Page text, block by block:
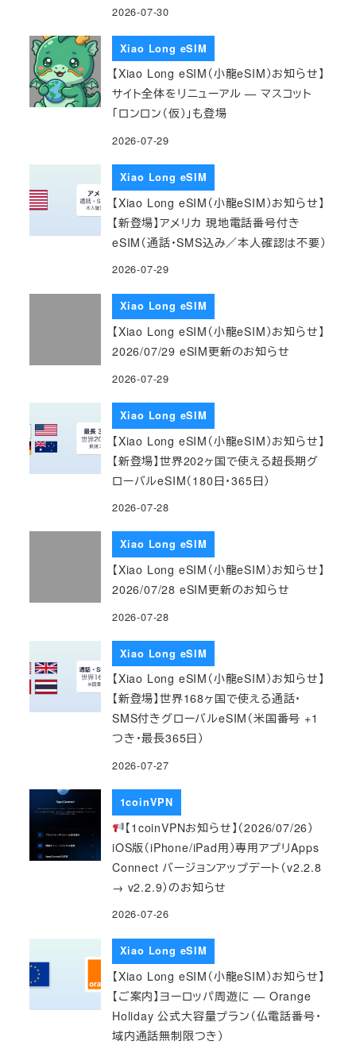
2026-07-30
Xiao Long eSIM
【Xiao Long eSIM（小龍eSIM）お知らせ】
サイト全体をリニューアル — マスコット
「ロンロン（仮）」も登場
2026-07-29
Xiao Long eSIM
【Xiao Long eSIM（小龍eSIM）お知らせ】
【新登場】アメリカ 現地電話番号付き
eSIM（通話・SMS込み／本人確認は不要）
2026-07-29
Xiao Long eSIM
【Xiao Long eSIM（小龍eSIM）お知らせ】
2026/07/29 eSIM更新のお知らせ
2026-07-29
Xiao Long eSIM
【Xiao Long eSIM（小龍eSIM）お知らせ】
【新登場】世界202ヶ国で使える超長期グ
ローバルeSIM（180日・365日）
2026-07-28
Xiao Long eSIM
【Xiao Long eSIM（小龍eSIM）お知らせ】
2026/07/28 eSIM更新のお知らせ
2026-07-28
Xiao Long eSIM
【Xiao Long eSIM（小龍eSIM）お知らせ】
【新登場】世界168ヶ国で使える通話・
SMS付きグローバルeSIM（米国番号 +1
つき・最長365日）
2026-07-27
1coinVPN
【1coinVPNお知らせ】（2026/07/26）
iOS版（iPhone/iPad用）専用アプリApps
Connect バージョンアップデート（v2.2.8
→ v2.2.9）のお知らせ
2026-07-26
Xiao Long eSIM
【Xiao Long eSIM（小龍eSIM）お知らせ】
【ご案内】ヨーロッパ周遊に — Orange
Holiday 公式大容量プラン（仏電話番号・
域内通話無制限つき）